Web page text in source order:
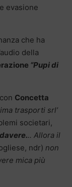
evasione
che ha
della
“Pupi di
Concetta
trasporti srl’
societari,
.. Allora il
ndr) non
mica più